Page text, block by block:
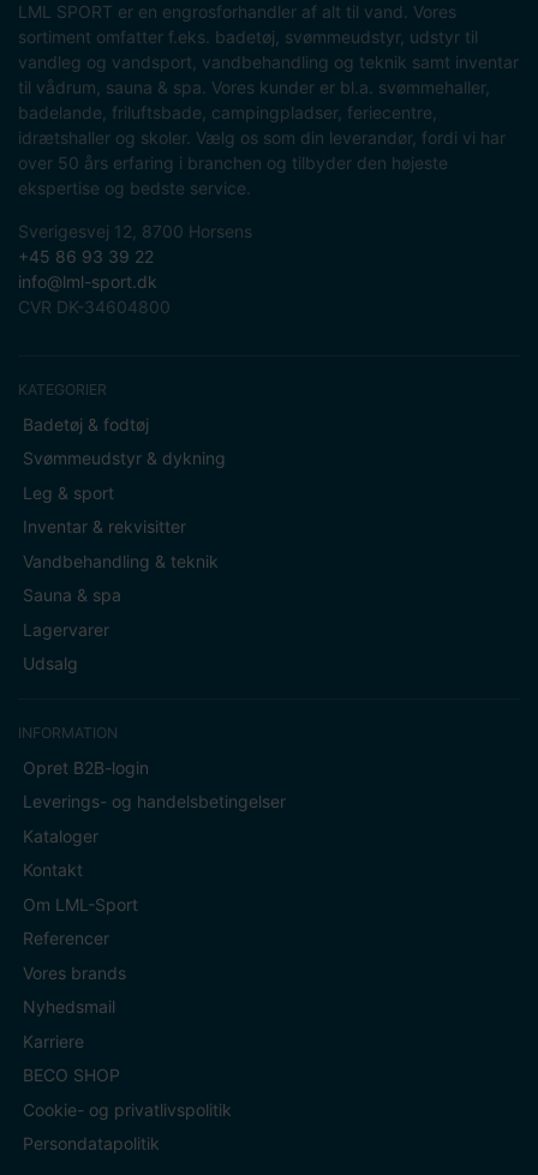
LML SPORT er en engrosforhandler af alt til vand. Vores
sortiment omfatter f.eks. badetøj, svømmeudstyr, udstyr til
vandleg og vandsport, vandbehandling og teknik samt inventar
til vådrum, sauna & spa. Vores kunder er bl.a. svømmehaller,
badelande, friluftsbade, campingpladser, feriecentre,
idrætshaller og skoler. Vælg os som din leverandør, fordi vi har
over 50 års erfaring i branchen og tilbyder den højeste
ekspertise og bedste service.
Sverigesvej 12, 8700 Horsens
+45 86 93 39 22
info@lml-sport.dk
CVR DK-34604800
KATEGORIER
Badetøj & fodtøj
Svømmeudstyr & dykning
Leg & sport
Inventar & rekvisitter
Vandbehandling & teknik
Sauna & spa
Lagervarer
Udsalg
INFORMATION
Opret B2B-login
Leverings- og handelsbetingelser
Kataloger
Kontakt
Om LML-Sport
Referencer
Vores brands
Nyhedsmail
Karriere
BECO SHOP
Cookie- og privatlivspolitik
Persondatapolitik